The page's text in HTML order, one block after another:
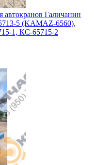
автокранов Галичанин
5 (KAMAZ-6560),
1, КС-65715-2